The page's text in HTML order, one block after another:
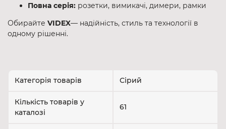
Повна серія: розетки, вимикачі, димери, рамки
Обирайте VIDEX— надійність, стиль та технології в
одному рішенні.
Категорія товарів Сірий
Кількість товарів у
каталозі
61